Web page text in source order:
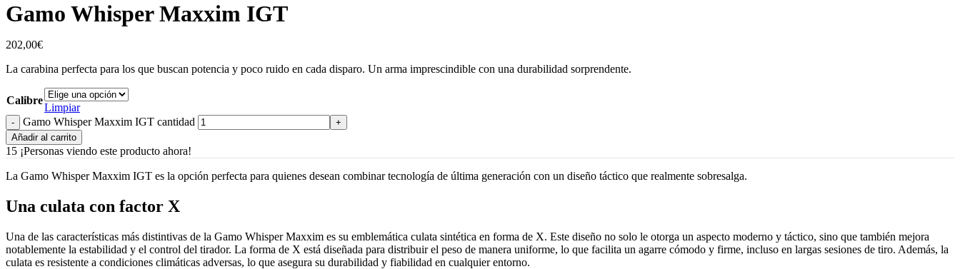
Gamo Whisper Maxxim IGT
202,00€
La carabina perfecta para los que buscan potencia y poco ruido en cada disparo. Un arma imprescindible con una durabilidad sorprendente.
Calibre
Limpiar
Gamo Whisper Maxxim IGT cantidad
Añadir al carrito
15 ¡Personas viendo este producto ahora!
La Gamo Whisper Maxxim IGT es la opción perfecta para quienes desean combinar tecnología de última generación con un diseño táctico que realmente sobresalga.
Una culata con factor X
Una de las características más distintivas de la Gamo Whisper Maxxim es su emblemática culata sintética en forma de X. Este diseño no solo le otorga un aspecto moderno y táctico, sino que también mejora
notablemente la estabilidad y el control del tirador. La forma de X está diseñada para distribuir el peso de manera uniforme, lo que facilita un agarre cómodo y firme, incluso en largas sesiones de tiro. Además, la
culata es resistente a condiciones climáticas adversas, lo que asegura su durabilidad y fiabilidad en cualquier entorno.